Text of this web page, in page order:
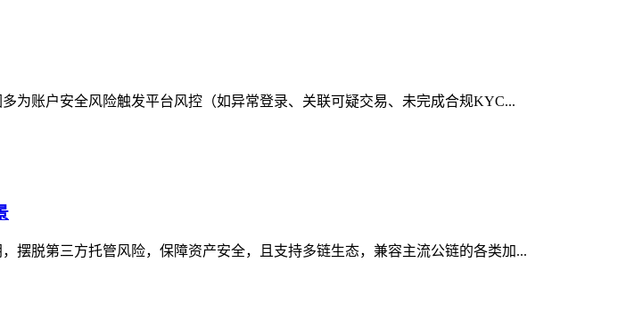
为账户安全风险触发平台风控（如异常登录、关联可疑交易、未完成合规KYC...
摆脱第三方托管风险，保障资产安全，且支持多链生态，兼容主流公链的各类加...